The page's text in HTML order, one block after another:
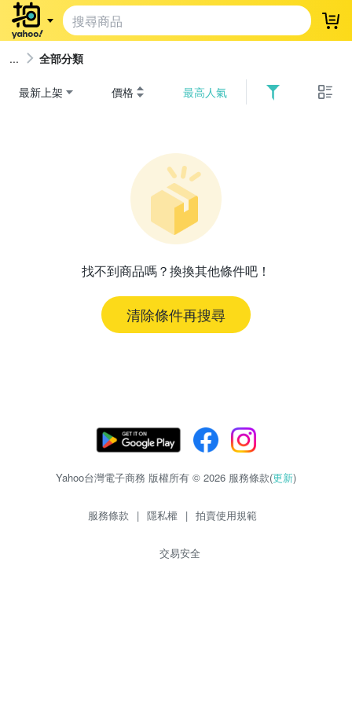
登
全部分類
最新上架 價格 最高人氣
找不到商品嗎？換換其他條件吧！
清除條件再搜尋
Yahoo台灣電子商務 版權所有 © 2026 服務條款(更新)
服務條款 | 隱私權 | 拍賣使用規範
交易安全